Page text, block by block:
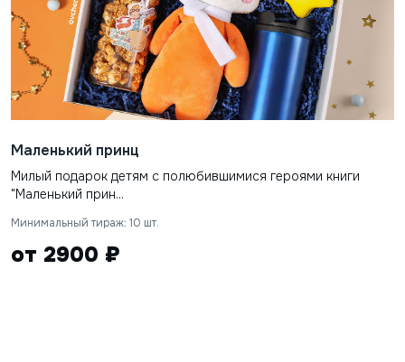
Маленький принц
Милый подарок детям с полюбившимися героями книги
"Маленький прин...
Минимальный тираж: 10 шт.
от 2900 ₽